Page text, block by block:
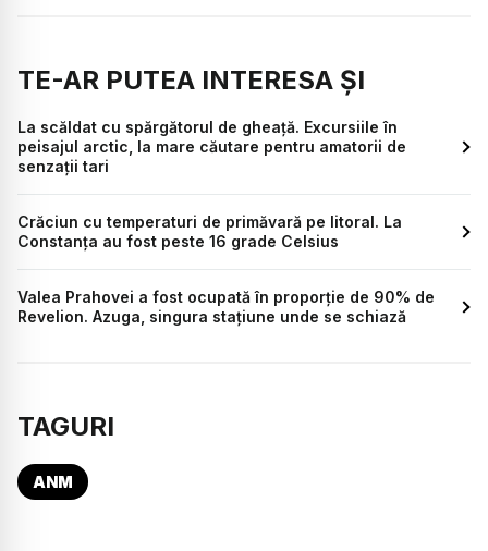
TE-AR PUTEA INTERESA ȘI
La scăldat cu spărgătorul de gheață. Excursiile în
peisajul arctic, la mare căutare pentru amatorii de
senzații tari
Crăciun cu temperaturi de primăvară pe litoral. La
Constanța au fost peste 16 grade Celsius
Valea Prahovei a fost ocupată în proporţie de 90% de
Revelion. Azuga, singura staţiune unde se schiază
TAGURI
ANM